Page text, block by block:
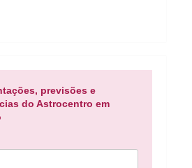
previsões e
do Astrocentro em